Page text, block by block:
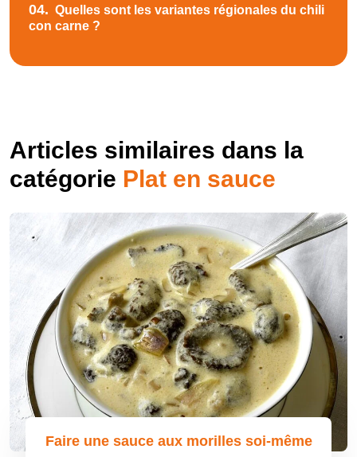
04. Quelles sont les variantes régionales du chili
con carne ?
Articles similaires dans la
catégorie Plat en sauce
Faire une sauce aux morilles soi-même